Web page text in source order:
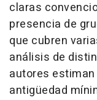
claras
presencia de
que cubren
análisis de
autores
antigüedad